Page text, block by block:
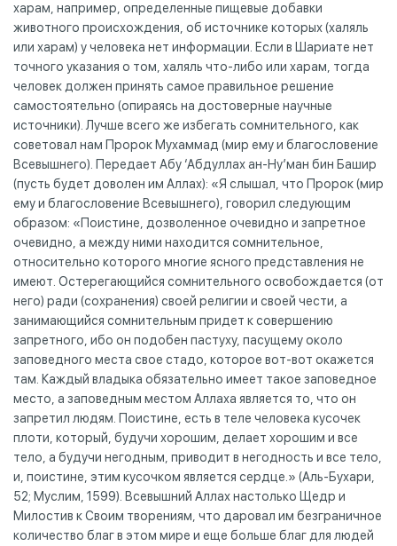
харам, например, определенные пищевые добавки
животного происхождения, об источнике которых (халяль
или харам) у человека нет информации. Если в Шариате нет
точного указания о том, халяль что-либо или харам, тогда
человек должен принять самое правильное решение
самостоятельно (опираясь на достоверные научные
источники). Лучше всего же избегать сомнительного, как
советовал нам Пророк Мухаммад (мир ему и благословение
Всевышнего). Передает Абу ‘Абдуллах ан-Ну’ман бин Башир
(пусть будет доволен им Аллах): «Я слышал, что Пророк (мир
ему и благословение Всевышнего), говорил следующим
образом: «Поистине, дозволенное очевидно и запретное
очевидно, а между ними находится сомнительное,
относительно которого многие ясного представления не
имеют. Остерегающийся сомнительного освобождается (от
него) ради (сохранения) своей религии и своей чести, а
занимающийся сомнительным придет к совершению
запретного, ибо он подобен пастуху, пасущему около
заповедного места свое стадо, которое вот-вот окажется
там. Каждый владыка обязательно имеет такое заповедное
место, а заповедным местом Аллаха является то, что он
запретил людям. Поистине, есть в теле человека кусочек
плоти, который, будучи хорошим, делает хорошим и все
тело, а будучи негодным, приводит в негодность и все тело,
и, поистине, этим кусочком является сердце.» (Аль-Бухари,
52; Муслим, 1599). Всевышний Аллах настолько Щедр и
Милостив к Своим творениям, что даровал им безграничное
количество благ в этом мире и еще больше благ для людей